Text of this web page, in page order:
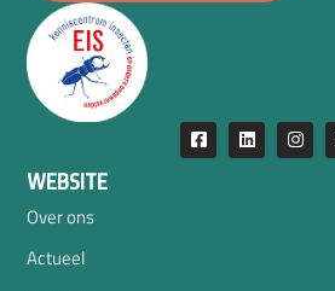
WEBSITE
Over ons
Actueel